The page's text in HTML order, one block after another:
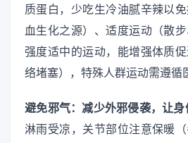
质蛋白，少吃生冷油腻辛辣以
血生化之源）、适度运动（散
强度适中的运动，能增强体质
络堵塞），特殊人群运动需遵循
避免邪气：减少外邪侵袭，让身
淋雨受凉，关节部位注意保暖